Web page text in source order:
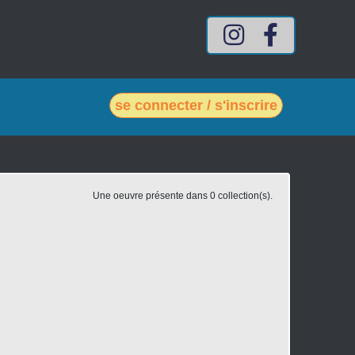
Compte Intagram mes-
se connecter / s'inscrire
Une oeuvre présente dans 0 collection(s).